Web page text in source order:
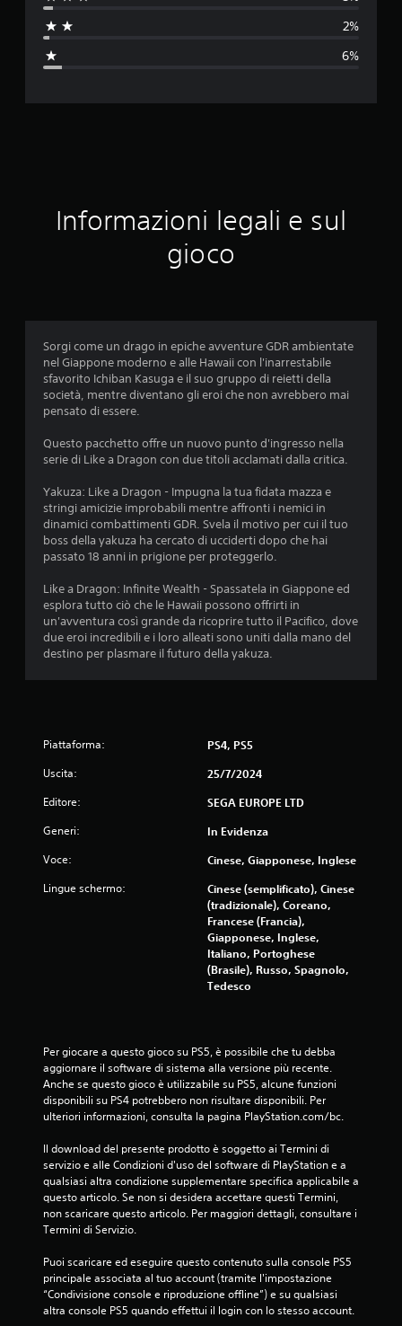
i
e
i
a
i
.
5
s
t
e
c
i
q
e
d
a
1
9
5
2
v
2%
6%
Informazioni legali e sul
gioco
Sorgi come un drago in epiche avventure GDR ambientate
nel Giappone moderno e alle Hawaii con l'inarrestabile
sfavorito Ichiban Kasuga e il suo gruppo di reietti della
società, mentre diventano gli eroi che non avrebbero mai
pensato di essere.
Questo pacchetto offre un nuovo punto d'ingresso nella
serie di Like a Dragon con due titoli acclamati dalla critica.
Yakuza: Like a Dragon - Impugna la tua fidata mazza e
stringi amicizie improbabili mentre affronti i nemici in
dinamici combattimenti GDR. Svela il motivo per cui il tuo
boss della yakuza ha cercato di ucciderti dopo che hai
passato 18 anni in prigione per proteggerlo.
Like a Dragon: Infinite Wealth - Spassatela in Giappone ed
esplora tutto ciò che le Hawaii possono offrirti in
un'avventura così grande da ricoprire tutto il Pacifico, dove
due eroi incredibili e i loro alleati sono uniti dalla mano del
destino per plasmare il futuro della yakuza.
Piattaforma: PS4, PS5
Uscita: 25/7/2024
Editore: SEGA EUROPE LTD
Generi: In Evidenza
Voce: Cinese, Giapponese, Inglese
Lingue schermo:
Cinese (semplificato), Cinese
(tradizionale), Coreano,
Francese (Francia),
Giapponese, Inglese,
Italiano, Portoghese
(Brasile), Russo, Spagnolo,
Tedesco
Per giocare a questo gioco su PS5, è possibile che tu debba
aggiornare il software di sistema alla versione più recente.
Anche se questo gioco è utilizzabile su PS5, alcune funzioni
disponibili su PS4 potrebbero non risultare disponibili. Per
ulteriori informazioni, consulta la pagina PlayStation.com/bc.
Il download del presente prodotto è soggetto ai Termini di
servizio e alle Condizioni d'uso del software di PlayStation e a
qualsiasi altra condizione supplementare specifica applicabile a
questo articolo. Se non si desidera accettare questi Termini,
non scaricare questo articolo. Per maggiori dettagli, consultare i
Termini di Servizio.
Puoi scaricare ed eseguire questo contenuto sulla console PS5
principale associata al tuo account (tramite l'impostazione
“Condivisione console e riproduzione offline”) e su qualsiasi
altra console PS5 quando effettui il login con lo stesso account.